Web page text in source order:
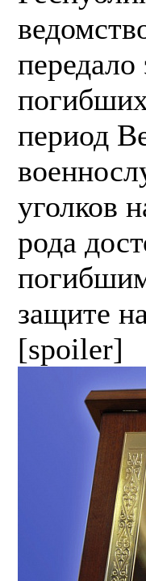
период
уголков
рода
защите
[spoiler]